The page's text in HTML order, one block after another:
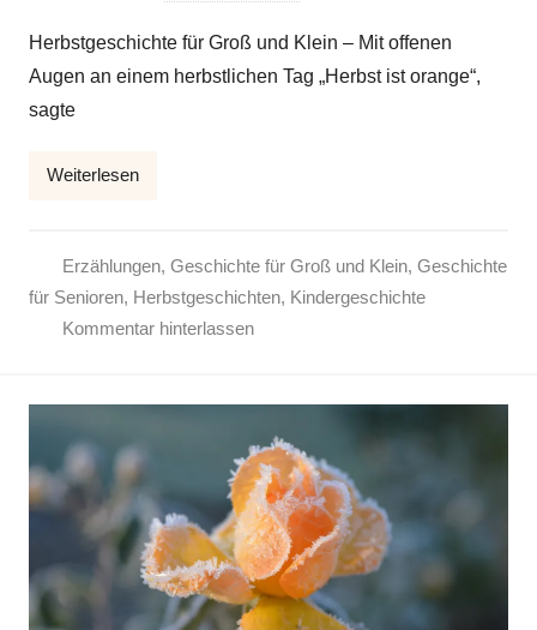
n
E
Herbstgeschichte für Groß und Klein – Mit offenen
Augen an einem herbstlichen Tag „Herbst ist orange“,
sagte
Weiterlesen
Erzählungen, Geschichte für Groß und Klein, Geschichte
für Senioren, Herbstgeschichten, Kindergeschichte
Kommentar hinterlassen